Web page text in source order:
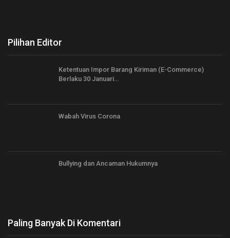
Pilihan Editor
Ketentuan Impor Barang Kiriman (E-Commerce)
Berlaku 30 Januari…
Wabah Virus Corona
Bullying dan Ancaman Hukumnya
Paling Banyak Di Komentari